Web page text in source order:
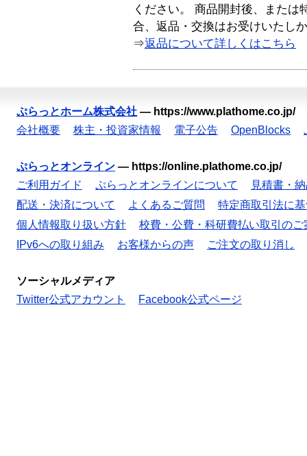
ください。 商品開封後、または
合、返品・交換はお受けいたし
⇒返品について詳しくはこちら
ぷらっとホーム株式会社 — https://www.plathome.co.jp/
会社概要
株主・投資家情報 電子公告 OpenBlocks
ぷらっとオンライン — https://online.plathome.co.jp/
ご利用ガイド
ぷらっとオンラインについて
見積書・
配送・決済について
よくあるご質問
特定商取引法に
個人情報取り扱い方針
校費・公費・科研費払い取引のご
IPv6への取り組み
お客様からの声 ご注文の取り消し
ソーシャルメディア
Twitter公式アカウント
Facebook公式ページ